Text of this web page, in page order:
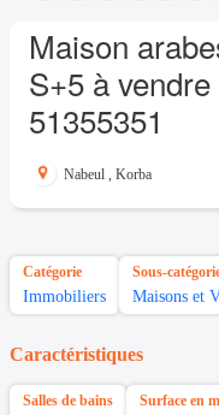
Maison
S+5 à
51355351
Nabeul , Korba
Catégorie
Immobiliers
Sous-
Maisons et
Caractéristiques
Salles de bains Surface en